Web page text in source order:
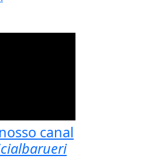
canal